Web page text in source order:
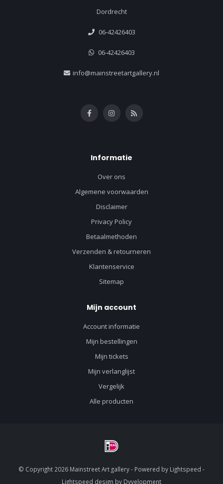
Dordrecht
06-42426403
06-42426403
info@mainstreetartgallery.nl
Informatie
Over ons
Algemene voorwaarden
Disclaimer
Privacy Policy
Betaalmethoden
Verzenden & retourneren
Klantenservice
Sitemap
Mijn account
Account informatie
Mijn bestellingen
Mijn tickets
Mijn verlanglijst
Vergelijk
Alle producten
© Copyright 2026 Mainstreet Art gallery - Powered by Lightspeed -
Lightspeed design by Dyvelopment